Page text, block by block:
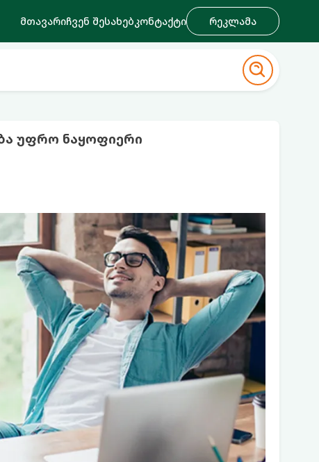
მთავარიჩვენ შესახებკონტაქტი რეკლამა
უფრო ნაყოფიერი